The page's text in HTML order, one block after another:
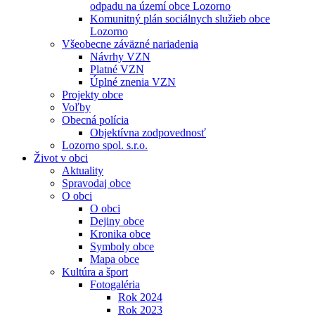
odpadu na území obce Lozorno
Komunitný plán sociálnych služieb obce
Lozorno
Všeobecne záväzné nariadenia
Návrhy VZN
Platné VZN
Úplné znenia VZN
Projekty obce
Voľby
Obecná polícia
Objektívna zodpovednosť
Lozorno spol. s.r.o.
Život v obci
Aktuality
Spravodaj obce
O obci
O obci
Dejiny obce
Kronika obce
Symboly obce
Mapa obce
Kultúra a šport
Fotogaléria
Rok 2024
Rok 2023